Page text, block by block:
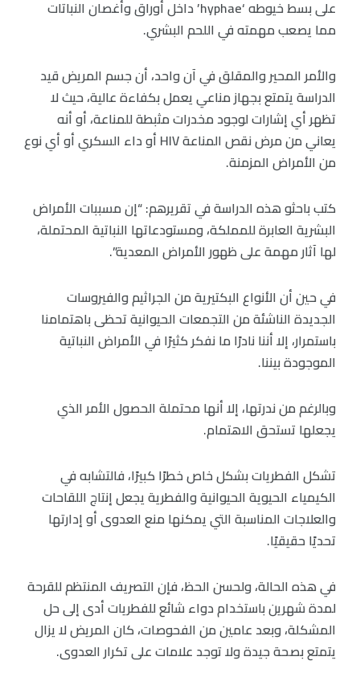
على بسط خيوطه ‘hyphae’ داخل أوراق وأغصان النباتات
مما يصعب مهمته في اللحم البشري.
والأمر المحير والمقلق في آن واحد، أن جسم المريض قيد
الدراسة يتمتع بجهاز مناعي يعمل بكفاءة عالية، حيث لا
تظهر أي إشارات لوجود مخدرات مثبطة للمناعة، أو أنه
يعاني من مرض نقص المناعة HIV أو داء السكري أو أي نوع
من الأمراض المزمنة.
كتب باحثو هذه الدراسة في تقريرهم: “إن مسببات الأمراض
البشرية العابرة للمملكة، ومستودعاتها النباتية المحتملة،
لها آثار مهمة على ظهور الأمراض المعدية”.
في حين أن الأنواع البكتيرية من الجراثيم والفيروسات
الجديدة الناشئة من التجمعات الحيوانية تحظى باهتمامنا
باستمرار، إلا أننا نادرًا ما نفكر كثيرًا في الأمراض النباتية
الموجودة بيننا.
وبالرغم من ندرتها، إلا أنها محتملة الحصول الأمر الذي
يجعلها تستحق الاهتمام.
تشكل الفطريات بشكل خاص خطرًا كبيرًا، فالتشابه في
الكيمياء الحيوية الحيوانية والفطرية يجعل إنتاج اللقاحات
والعلاجات المناسبة التي يمكنها منع العدوى أو إدارتها
تحديًا حقيقيًا.
في هذه الحالة، ولحسن الحظ، فإن التصريف المنتظم للقرحة
لمدة شهرين باستخدام دواء شائع للفطريات أدى إلى حل
المشكلة، وبعد عامين من الفحوصات، كان المريض لا يزال
يتمتع بصحة جيدة ولا توجد علامات على تكرار العدوى.